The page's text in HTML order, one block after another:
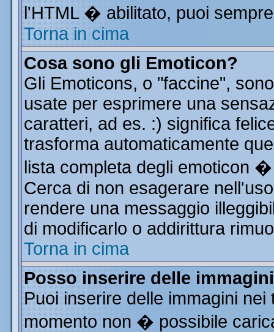
l'HTML � abilitato, puoi
Torna in cima
Cosa sono gli Emoticon?
Gli Emoticons, o "faccine",
usate per esprimere una
caratteri, ad es. :) significa
trasforma automaticamente
lista completa degli emoticon
Cerca di non esagerare
rendere una messaggio
di modificarlo o addirittura
Torna in cima
Posso inserire delle
Puoi inserire delle immagini
momento non � possibile